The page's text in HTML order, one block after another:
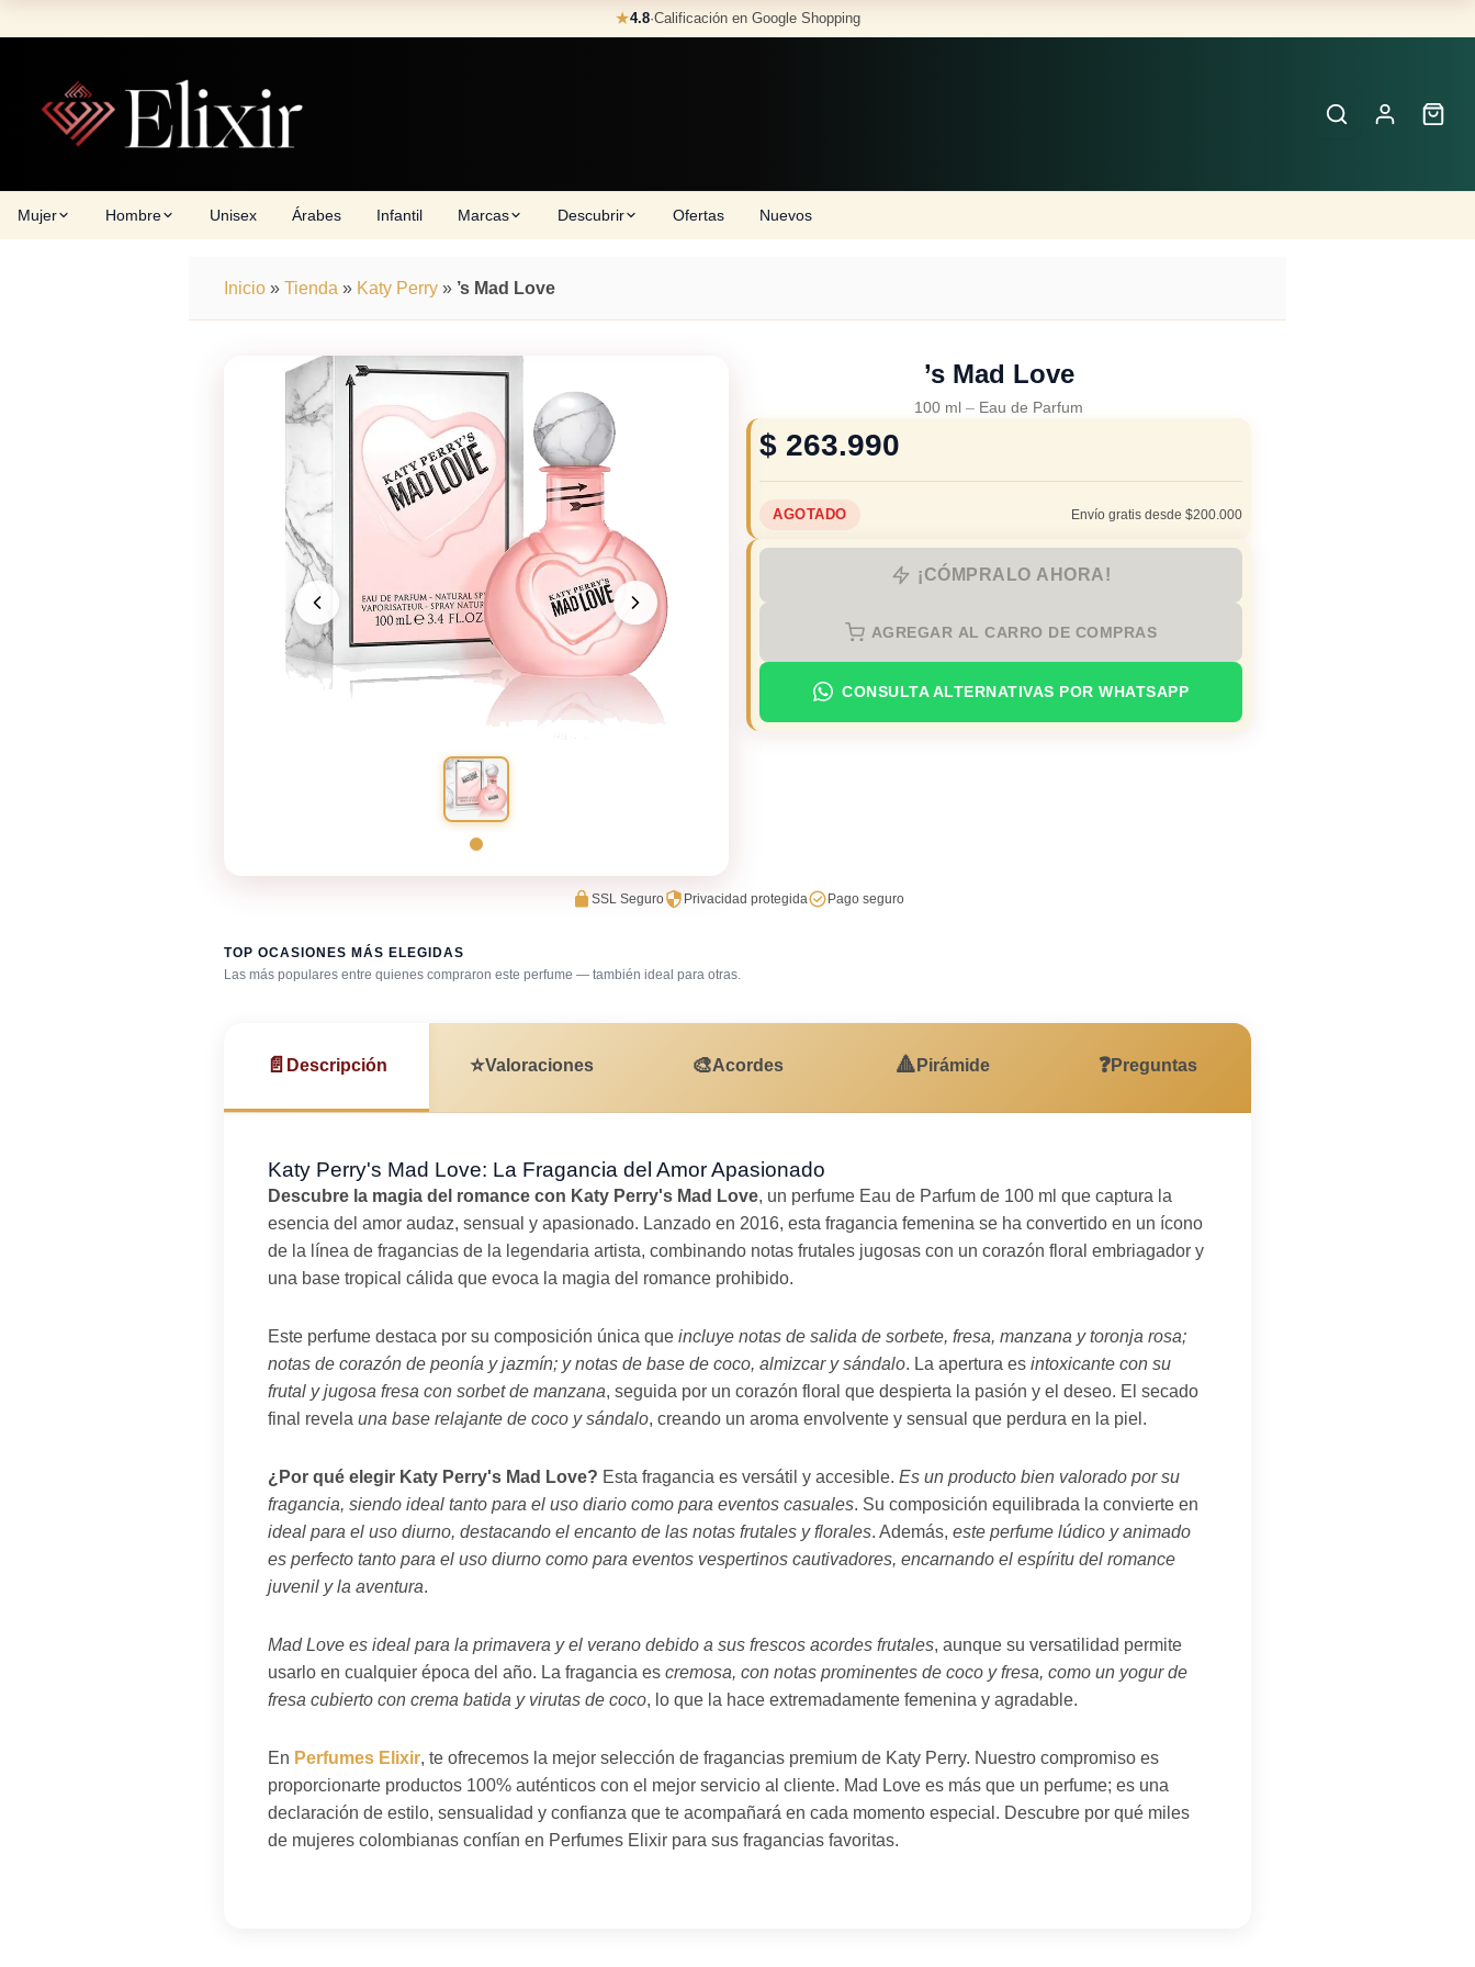
to
★4.8·Calificación en Google Shopping
Mujer Hombre Unisex Árabes Infantil Marcas Descubrir Ofertas Nuevos
Inicio » Tienda » Katy Perry » ’s Mad Love
’s Mad Love
100 ml – Eau de Parfum
$ 263.990
AGOTADO Envío gratis desde $200.000
¡CÓMPRALO AHORA!
AGREGAR AL CARRO DE COMPRAS
CONSULTA ALTERNATIVAS POR WHATSAPP
SSL Seguro Privacidad protegida Pago seguro
TOP OCASIONES MÁS ELEGIDAS
Las más populares entre quienes compraron este perfume — también ideal para otras.
Después de la ducha Salida casual de día
📄 Descripción ⭐Valoraciones 🎨Acordes 🔺 Pirámide ❓Preguntas
Katy Perry's Mad Love: La Fragancia del Amor Apasionado
Descubre la magia del romance con Katy Perry's Mad Love, un perfume Eau de Parfum de 100 ml que captura la
esencia del amor audaz, sensual y apasionado. Lanzado en 2016, esta fragancia femenina se ha convertido en un ícono
de la línea de fragancias de la legendaria artista, combinando notas frutales jugosas con un corazón floral embriagador y
una base tropical cálida que evoca la magia del romance prohibido.
Este perfume destaca por su composición única que incluye notas de salida de sorbete, fresa, manzana y toronja rosa;
notas de corazón de peonía y jazmín; y notas de base de coco, almizcar y sándalo. La apertura es intoxicante con su
frutal y jugosa fresa con sorbet de manzana, seguida por un corazón floral que despierta la pasión y el deseo. El secado
final revela una base relajante de coco y sándalo, creando un aroma envolvente y sensual que perdura en la piel.
¿Por qué elegir Katy Perry's Mad Love? Esta fragancia es versátil y accesible. Es un producto bien valorado por su
fragancia, siendo ideal tanto para el uso diario como para eventos casuales. Su composición equilibrada la convierte en
ideal para el uso diurno, destacando el encanto de las notas frutales y florales. Además, este perfume lúdico y animado
es perfecto tanto para el uso diurno como para eventos vespertinos cautivadores, encarnando el espíritu del romance
juvenil y la aventura.
Mad Love es ideal para la primavera y el verano debido a sus frescos acordes frutales, aunque su versatilidad permite
usarlo en cualquier época del año. La fragancia es cremosa, con notas prominentes de coco y fresa, como un yogur de
fresa cubierto con crema batida y virutas de coco, lo que la hace extremadamente femenina y agradable.
En Perfumes Elixir, te ofrecemos la mejor selección de fragancias premium de Katy Perry. Nuestro compromiso es
proporcionarte productos 100% auténticos con el mejor servicio al cliente. Mad Love es más que un perfume; es una
declaración de estilo, sensualidad y confianza que te acompañará en cada momento especial. Descubre por qué miles
de mujeres colombianas confían en Perfumes Elixir para sus fragancias favoritas.